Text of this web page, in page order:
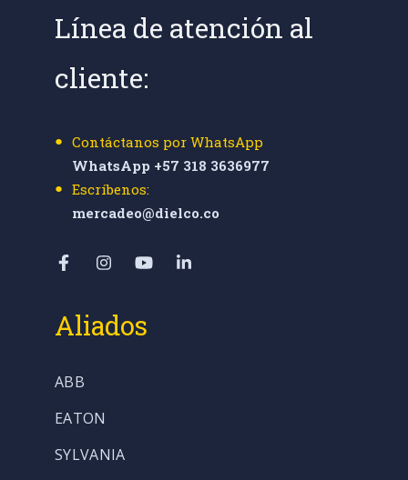
Línea de atención al
cliente:
Contáctanos por WhatsApp
WhatsApp +57 318 3636977
Escríbenos:
mercadeo@dielco.co
Aliados
ABB
EATON
SYLVANIA